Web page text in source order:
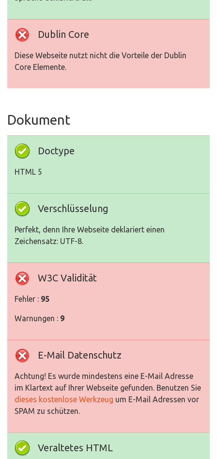
Dublin Core
Diese Webseite nutzt nicht die Vorteile der Dublin
Core Elemente.
Dokument
Doctype
HTML 5
Verschlüsselung
Perfekt, denn Ihre Webseite deklariert einen
Zeichensatz: UTF-8.
W3C Validität
Fehler : 95
Warnungen : 9
E-Mail Datenschutz
Achtung! Es wurde mindestens eine E-Mail Adresse
im Klartext auf Ihrer Webseite gefunden. Benutzen Sie
dieses kostenlose Werkzeug um E-Mail Adressen vor
SPAM zu schützen.
Veraltetes HTML